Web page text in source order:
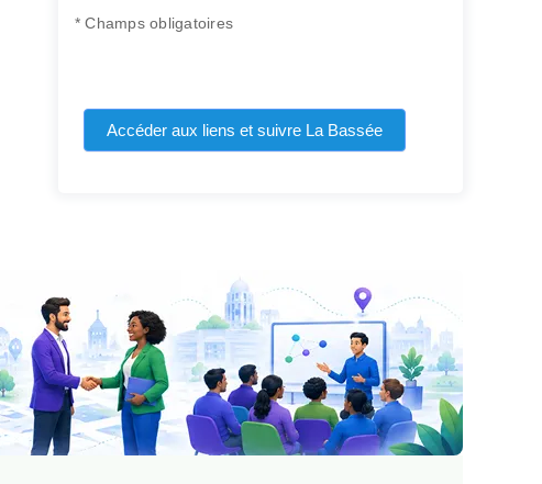
* Champs obligatoires
Accéder aux liens et suivre La Bassée